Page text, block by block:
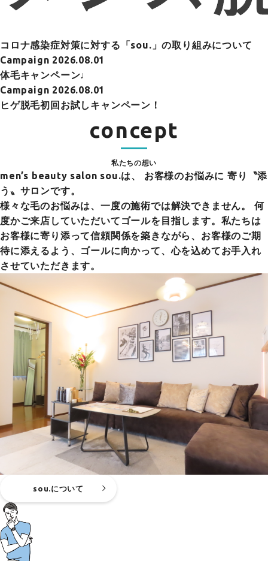
コロナ感染症対策に対する「sou.」の取り組みについて
Campaign 2026.08.01
体毛キャンペーン♩
Campaign 2026.08.01
ヒゲ脱毛初回お試しキャンペーン！
concept
私たちの想い
men’s beauty salon sou.は、
お客様のお悩みに 寄り〝添
う〟サロンです。
様々な毛のお悩みは、一度の施術では解決できません。 何
度かご来店していただいてゴールを目指します。私たちは
お客様に寄り添って信頼関係を築きながら、お客様のご期
待に添えるよう、ゴールに向かって、心を込めてお手入れ
させていただきます。
sou.について